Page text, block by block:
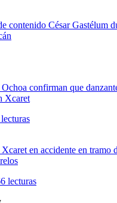
contenido César Gastélum
confirman que
Xcaret
lecturas
en accidente en tramo
lecturas